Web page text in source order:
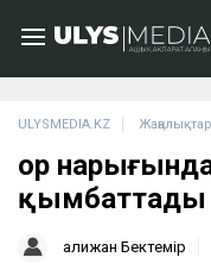
ULYSMEDIA.KZ Жаңалықтар
Қор
қымбаттады
Қалижан Бектемір